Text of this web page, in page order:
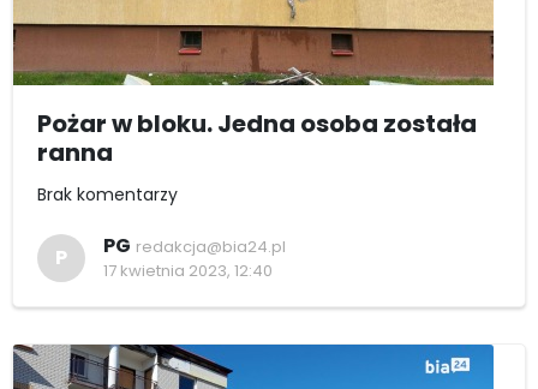
Pożar w bloku. Jedna osoba została
ranna
Brak komentarzy
P PG redakcja@bia24.pl
17 kwietnia 2023, 12:40